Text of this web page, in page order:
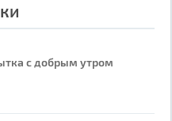
с добрым утром